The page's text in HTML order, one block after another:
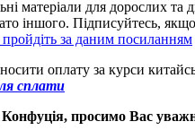
матеріали для дорослих
іншого. Підписуйтесь,
за даним посиланням
оплату за курси
сплати
просимо Вас